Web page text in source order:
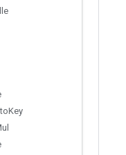
Key